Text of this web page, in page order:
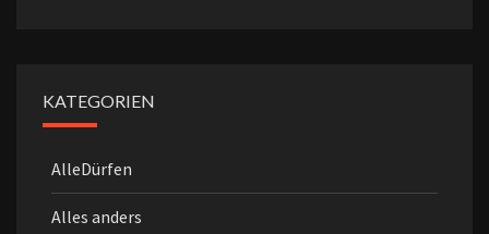
KATEGORIEN
AlleDürfen
Alles anders